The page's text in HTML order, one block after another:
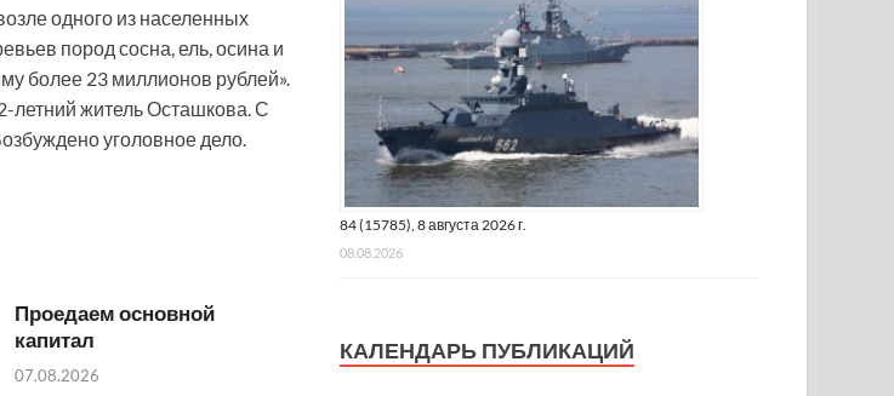
одного из населенных
пород сосна, ель, осина и
более 23 миллионов рублей».
летний житель Осташкова. С
уголовное дело.
Проедаем основной
капитал
07.08.2026
84 (15785), 8 августа 2026 г.
08.08.2026
КАЛЕНДАРЬ ПУБЛИКАЦИЙ